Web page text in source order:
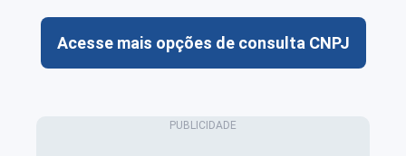
Acesse mais opções de consulta CNPJ